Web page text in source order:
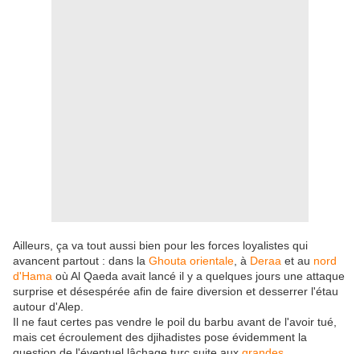
Ailleurs, ça va tout aussi bien pour les forces loyalistes qui
avancent partout : dans la Ghouta orientale , à Deraa et au nord
d'Hama où Al Qaeda avait lancé il y a quelques jours une attaque
surprise et désespérée afin de faire diversion et desserrer l'étau
autour d'Alep.
Il ne faut certes pas vendre le poil du barbu avant de l'avoir tué,
mais cet écroulement des djihadistes pose évidemment la